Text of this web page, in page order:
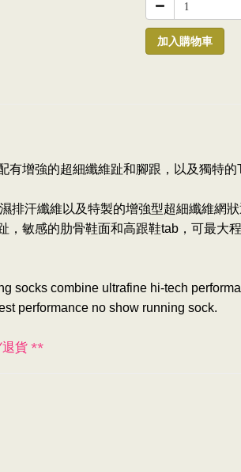
加入購物車
有增強的超細纖維趾和腳跟，以及獨特
排汗纖維以及特製的增強型超細纖維網
，敏感的肋骨鞋面和高跟鞋tab，可最大
socks combine ultrafine hi-tech
performance no show running sock.
退貨 **